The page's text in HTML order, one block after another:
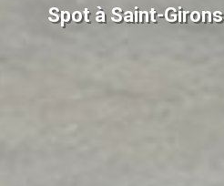
Spot à Saint-Girons